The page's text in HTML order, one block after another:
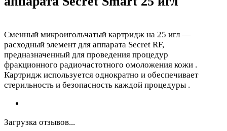
Сменный микроигольчатый картридж на 25 игл —
расходный элемент для аппарата Secret RF,
предназначенный для проведения процедур
фракционного радиочастотного омоложения кожи .
Картридж используется однократно и обеспечивает
стерильность и безопасность каждой процедуры .
Загрузка отзывов...